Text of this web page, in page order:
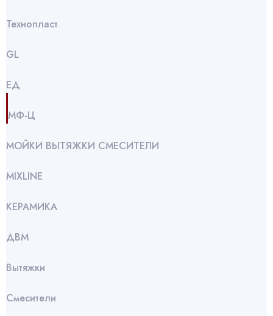
Технопласт
GL
ЕД
МФ-Ц
МОЙКИ ВЫТЯЖКИ СМЕСИТЕЛИ
МIXLINE
КЕРАМИКА
ДВМ
Вытяжки
Смесители